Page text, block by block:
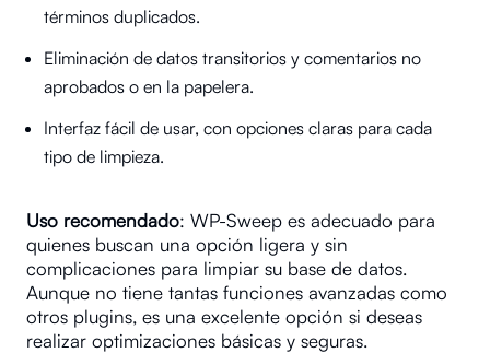
términos duplicados.
Eliminación de datos transitorios y comentarios no
aprobados o en la papelera.
Interfaz fácil de usar, con opciones claras para cada
tipo de limpieza.
Uso recomendado: WP-Sweep es adecuado para
quienes buscan una opción ligera y sin
complicaciones para limpiar su base de datos.
Aunque no tiene tantas funciones avanzadas como
otros plugins, es una excelente opción si deseas
realizar optimizaciones básicas y seguras.